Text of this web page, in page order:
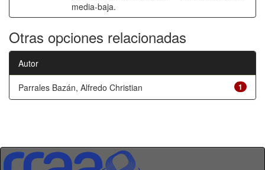
media-baja.
Otras opciones relacionadas
Autor
1
Parrales Bazán, Alfredo Christian